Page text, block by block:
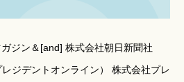
ジン＆[and] 株式会社朝日新聞社
ジデントオンライン） 株式会社プレ